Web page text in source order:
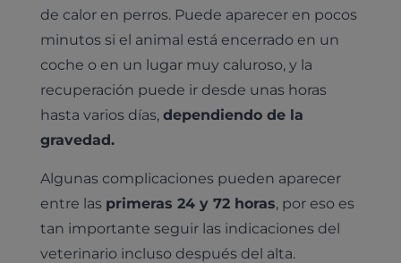
de calor en perros. Puede aparecer en pocos
minutos si el animal está encerrado en un
coche o en un lugar muy caluroso, y la
recuperación puede ir desde unas horas
hasta varios días, dependiendo de la
gravedad.
Algunas complicaciones pueden aparecer
entre las primeras 24 y 72 horas, por eso es
tan importante seguir las indicaciones del
veterinario incluso después del alta.